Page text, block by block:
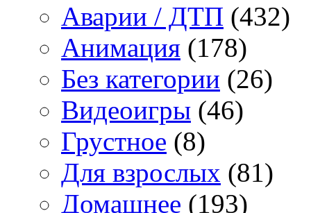
Аварии / ДТП (432)
Анимация (178)
Без категории (26)
Видеоигры (46)
Грустное (8)
Для взрослых (81)
Домашнее (193)